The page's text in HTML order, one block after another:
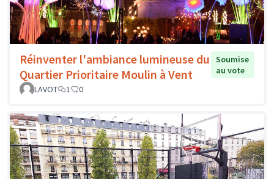
Réinventer l'ambiance lumineuse du
Quartier Prioritaire Moulin à Vent
Soumise
au vote
LAVOT
1 0